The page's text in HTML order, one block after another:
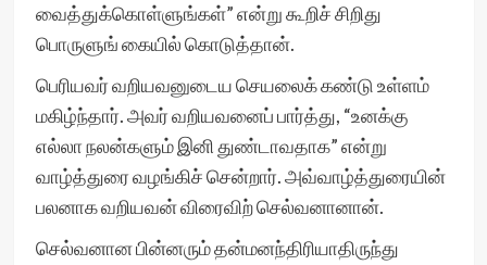
வைத்துக்கொள்ளுங்கள்” என்று கூறிச் சிறிது
பொருளுங் கையில் கொடுத்தான்.
பெரியவர் வறியவனுடைய செயலைக் கண்டு உள்ளம்
மகிழ்ந்தார். அவர் வறியவனைப் பார்த்து, “உனக்கு
எல்லா நலன்களும் இனி துண்டாவதாக” என்று
வாழ்த்துரை வழங்கிச் சென்றார். அவ்வாழ்த்துரையின்
பலனாக வறியவன் விரைவிற் செல்வனானான்.
செல்வனான பின்னரும் தன்மனந்திரியாதிருந்து